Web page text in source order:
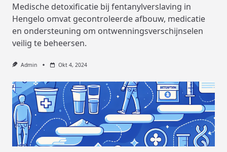
Medische detoxificatie bij fentanylverslaving in
Hengelo omvat gecontroleerde afbouw, medicatie
en ondersteuning om ontwenningsverschijnselen
veilig te beheersen.
Admin Okt 4, 2024